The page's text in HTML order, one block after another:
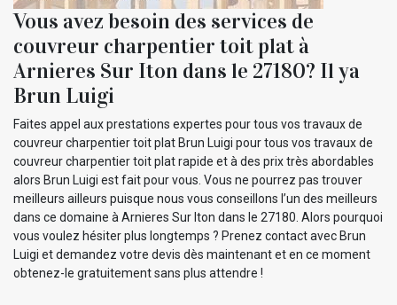
Vous avez besoin des services de
couvreur charpentier toit plat à
Arnieres Sur Iton dans le 27180? Il ya
Brun Luigi
Faites appel aux prestations expertes pour tous vos travaux de
couvreur charpentier toit plat Brun Luigi pour tous vos travaux de
couvreur charpentier toit plat rapide et à des prix très abordables
alors Brun Luigi est fait pour vous. Vous ne pourrez pas trouver
meilleurs ailleurs puisque nous vous conseillons l’un des meilleurs
dans ce domaine à Arnieres Sur Iton dans le 27180. Alors pourquoi
vous voulez hésiter plus longtemps ? Prenez contact avec Brun
Luigi et demandez votre devis dès maintenant et en ce moment
obtenez-le gratuitement sans plus attendre !